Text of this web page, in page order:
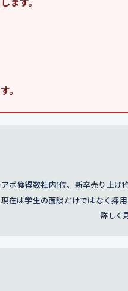
。
ポ獲得数社内1位。新卒売り上げ1
在は学生の面談だけではなく採
詳しく